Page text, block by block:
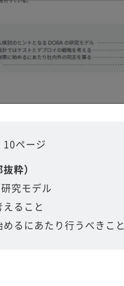
10ページ
粋）
究モデル
ること
るにあたり行うべきこと